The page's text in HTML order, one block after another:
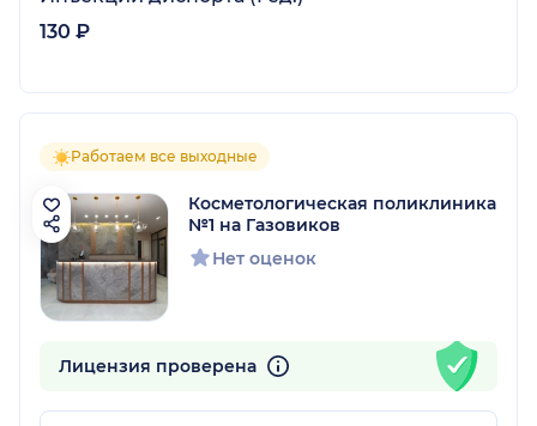
130 ₽
Работаем все выходные
Косметологическая поликлиника
№1 на Газовиков
Нет оценок
Лицензия проверена